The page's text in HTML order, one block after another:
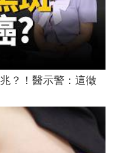
？！醫示警：這徵